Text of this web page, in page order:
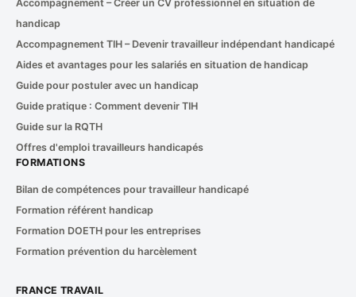
Accompagnement – Créer un CV professionnel en situation de
handicap
Accompagnement TIH – Devenir travailleur indépendant handicapé
Aides et avantages pour les salariés en situation de handicap
Guide pour postuler avec un handicap
Guide pratique : Comment devenir TIH
Guide sur la RQTH
Offres d'emploi travailleurs handicapés
FORMATIONS
Bilan de compétences pour travailleur handicapé
Formation référent handicap
Formation DOETH pour les entreprises
Formation prévention du harcèlement
FRANCE TRAVAIL